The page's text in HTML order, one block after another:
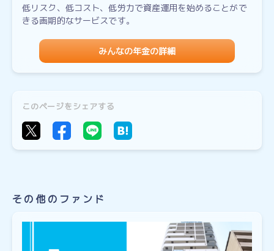
低リスク、低コスト、低労力で資産運用を始めることがで
きる画期的なサービスです。
みんなの年金の詳細
このページをシェアする
その他のファンド